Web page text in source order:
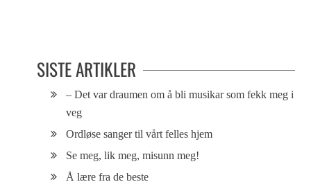
SISTE ARTIKLER
– Det var draumen om å bli musikar som fekk meg i
veg
Ordløse sanger til vårt felles hjem
Se meg, lik meg, misunn meg!
Å lære fra de beste